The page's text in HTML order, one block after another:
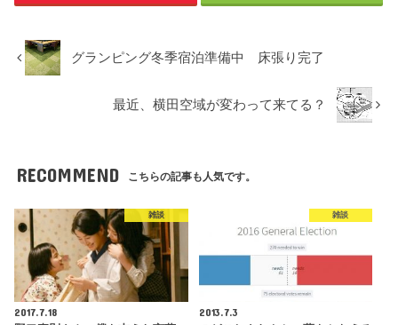
グランピング冬季宿泊準備中 床張り完了
最近、横田空域が変わって来てる？
RECOMMEND こちらの記事も人気です。
雑談
2017.7.18
雑談
2013.7.3